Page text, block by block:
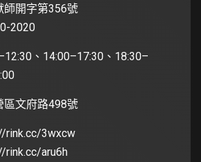
師開字第356號
2020
、14:00–17:30、18:30–
區文府路498號
rink.cc/3wxcw
rink.cc/aru6h